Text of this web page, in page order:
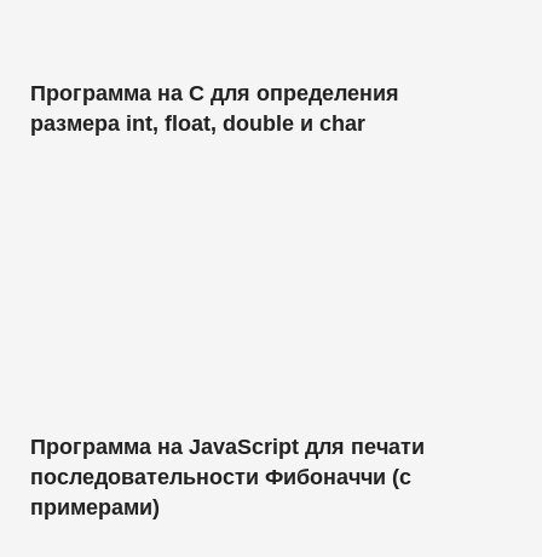
Программа на C для определения
размера int, float, double и char
Программа на JavaScript для печати
последовательности Фибоначчи (с
примерами)